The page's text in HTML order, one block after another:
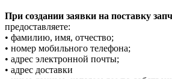
При создании заявки на поставку
предоставляете:
• фамилию, имя, отчество;
• номер мобильного телефона;
• адрес электронной почты;
• адрес доставки